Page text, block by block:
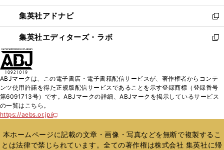
開
く
ウ
で
開
く
ン
ド
ウ
で
ウ
ィ
ン
ド
く
集英社アドナビ
新
し
い
ド
ウ
で
集英社エディターズ・ラボ
新
ィ
ン
開
く
ABJマークは、この電子書店・電子書籍配信サービスが、著作権者からコンテ
ンツ使用許諾を得た正規版配信サービスであることを示す登録商標（登録番号
第6091713号）です。ABJマークの詳細、ABJマークを掲示しているサービス
の一覧はこちら。
https://aebs.or.jp/
新
い
ウ
ィ
本ホームページに記載の文章・画像・写真などを無断で複製するこ
とは法律で禁じられています。全ての著作権は株式会社 集英社に帰